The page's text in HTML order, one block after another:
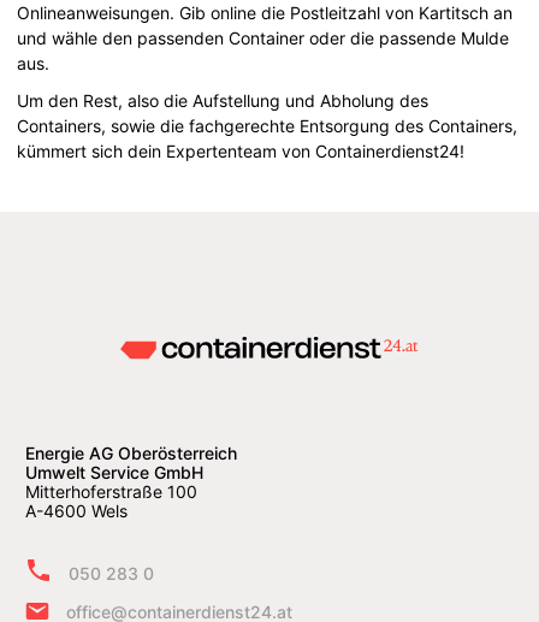
Onlineanweisungen. Gib online die Postleitzahl von Kartitsch an
und wähle den passenden Container oder die passende Mulde
aus.
Um den Rest, also die Aufstellung und Abholung des
Containers, sowie die fachgerechte Entsorgung des Containers,
kümmert sich dein Expertenteam von Containerdienst24!
Energie AG Oberösterreich
Umwelt Service GmbH
Mitterhoferstraße 100
A-4600 Wels
050 283 0
office@containerdienst24.at